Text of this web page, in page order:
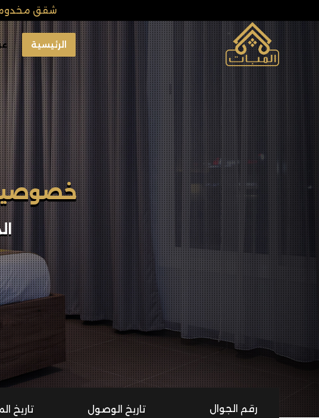
شقق مخدومة
الرئيسية
رقم الجوال تاريخ الوصول تاريخ